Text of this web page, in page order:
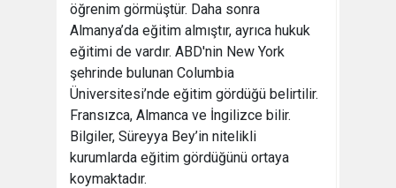
öğrenim görmüştür. Daha sonra
Almanya’da eğitim almıştır, ayrıca hukuk
eğitimi de vardır. ABD'nin New York
şehrinde bulunan Columbia
Üniversitesi’nde eğitim gördüğü belirtilir.
Fransızca, Almanca ve İngilizce bilir.
Bilgiler, Süreyya Bey’in nitelikli
kurumlarda eğitim gördüğünü ortaya
koymaktadır.